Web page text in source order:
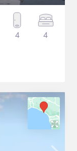
4 4